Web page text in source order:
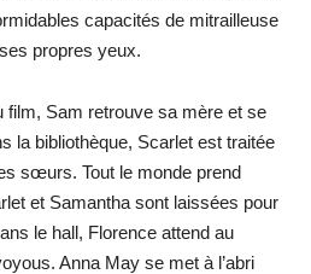
capacités de mitrailleuse
propres yeux.
film, Sam retrouve sa mère et se
la bibliothèque, Scarlet est traitée
sœurs. Tout le monde prend
et Samantha sont laissées pour
le hall, Florence attend au
Anna May se met à l’abri